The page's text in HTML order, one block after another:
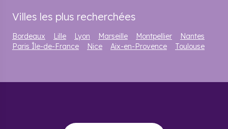
Villes les plus recherchées
Bordeaux Lille Lyon Marseille Montpellier
Nantes
Paris Île-de-France
Nice Aix-en-Provence Toulouse